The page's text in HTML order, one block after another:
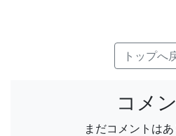
トップへ
コメ
まだコメントはあ